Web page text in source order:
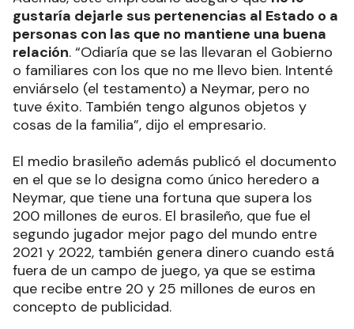
gustaría dejarle sus pertenencias al Estado o a
personas con las que no mantiene una buena
relación. “Odiaría que se las llevaran el Gobierno
o familiares con los que no me llevo bien. Intenté
enviárselo (el testamento) a Neymar, pero no
tuve éxito. También tengo algunos objetos y
cosas de la familia”, dijo el empresario.
El medio brasileño además publicó el documento
en el que se lo designa como único heredero a
Neymar, que tiene una fortuna que supera los
200 millones de euros. El brasileño, que fue el
segundo jugador mejor pago del mundo entre
2021 y 2022, también genera dinero cuando está
fuera de un campo de juego, ya que se estima
que recibe entre 20 y 25 millones de euros en
concepto de publicidad.